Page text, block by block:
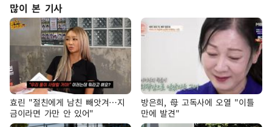
많이 본 기사
효린 "절친에게 남친 빼앗겨…지
금이라면 가만 안 있어"
방은희, 母 고독사에 오열 "이틀
만에 발견"